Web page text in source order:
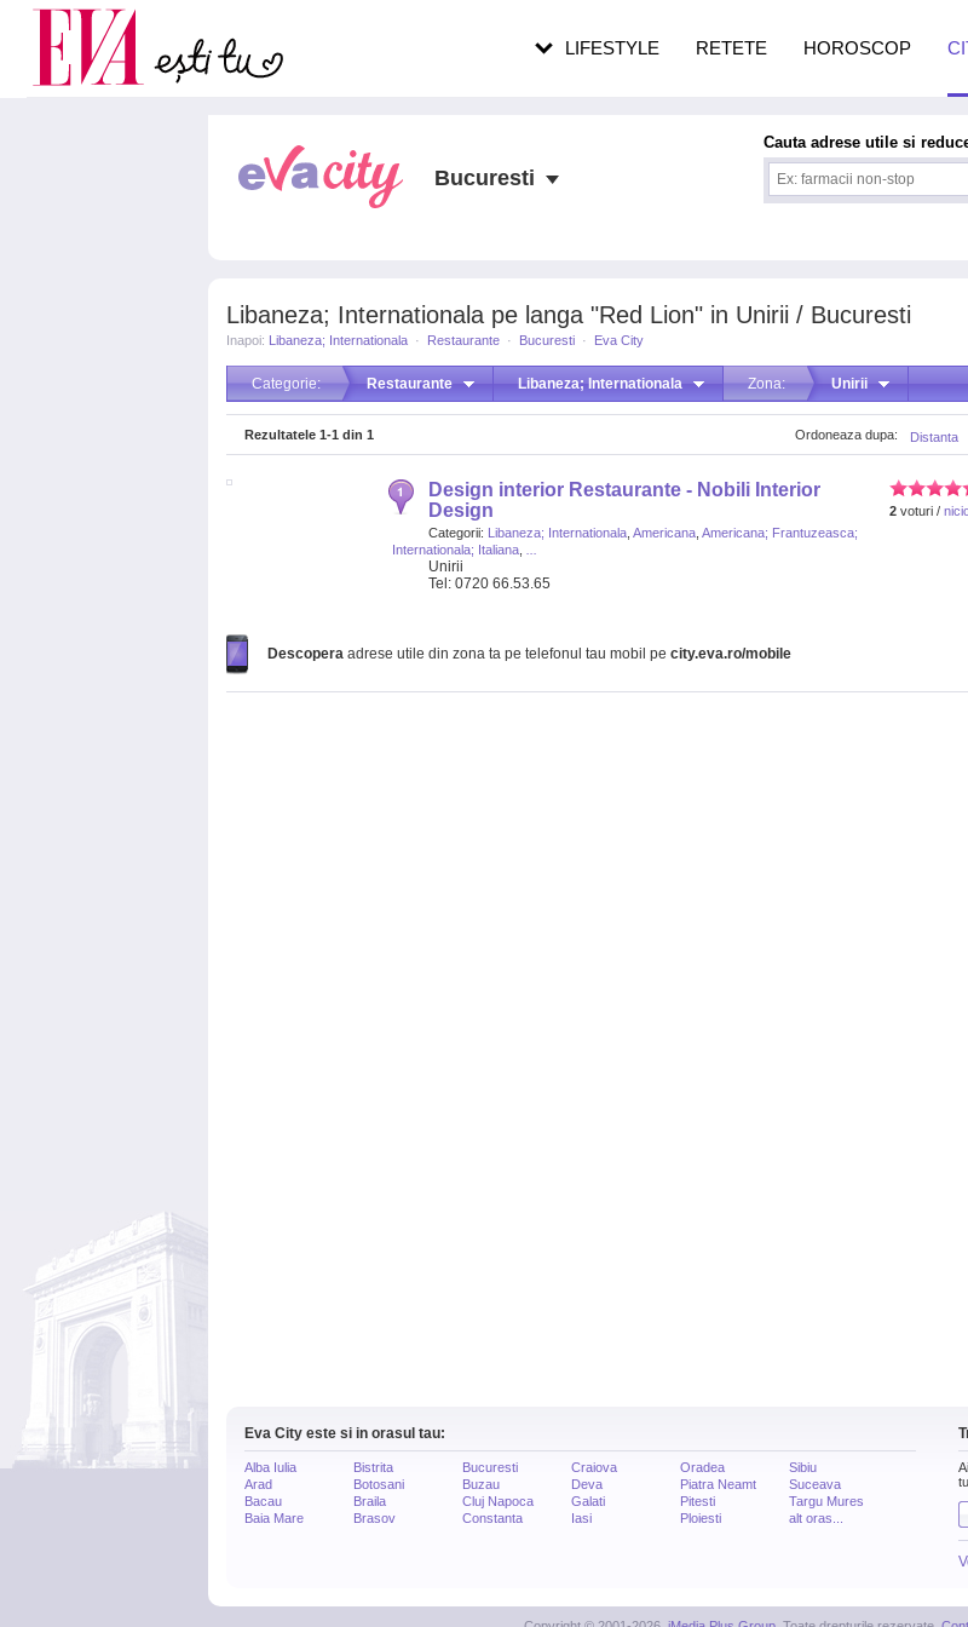
Libaneza; Internationala pe langa "Red Lion" in Unirii / Bucuresti
Inapoi: Libaneza; Internationala · Restaurante · Bucuresti · Eva City
Categorie: Restaurante Libaneza; Internationala Zona: Unirii
Distanta
Ordoneaza dupa:
Rezultatele 1-1 din 1
2 voturi /
Design interior Restaurante - Nobili Interior
Design
Categorii: Libaneza; Internationala Americana Americana; Frantuzeasca;
Internationala; Italiana
Unirii
Tel: 0720 66.53.65
Descopera adrese utile din zona ta pe telefonul tau mobil pe city.eva.ro/mobile
Eva City este si in orasul tau:
Alba Iulia
Arad
Bacau
Baia Mare
Bistrita
Botosani
Braila
Brasov
Bucuresti
Buzau
Cluj Napoca
Constanta
Craiova
Deva
Galati
Iasi
Oradea
Piatra Neamt
Pitesti
Ploiesti
Sibiu
Suceava
Targu Mures
alt oras...
Bucuresti
Cauta adrese utile si
LIFESTYLE RETETE HOROSCOP
Carieră
Actualitate